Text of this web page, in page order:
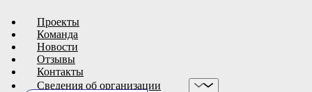
Проекты
Команда
Новости
Отзывы
Контакты
Сведения об организации